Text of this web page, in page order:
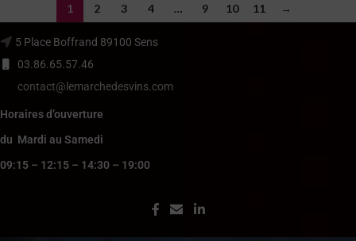
1 2 3 4 … 9 10 11 →
5 Place Boffrand 89100 Sens
03.86.65.57.46
contact@lemarchedesvins.com
Horaires d’ouverture
du Mardi au Samedi
09:15 – 12:15 – 14:30 – 19:00